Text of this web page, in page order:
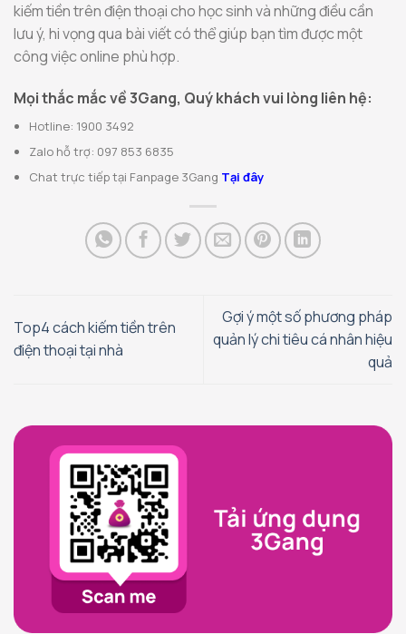
kiếm tiền trên điện thoại cho học sinh và những điều cần
lưu ý, hi vọng qua bài viết có thể giúp bạn tìm được một
công việc online phù hợp.
Mọi thắc mắc về 3Gang, Quý khách vui lòng liên hệ:
Hotline: 1900 3492
Zalo hỗ trợ: 097 853 6835
Chat trực tiếp tại Fanpage 3Gang Tại đây
Top4 cách kiếm tiền trên
điện thoại tại nhà
Gợi ý một số phương pháp
quản lý chi tiêu cá nhân hiệu
quả